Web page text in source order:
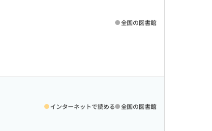
全国の図書館
インターネットで読める 全国の図書館